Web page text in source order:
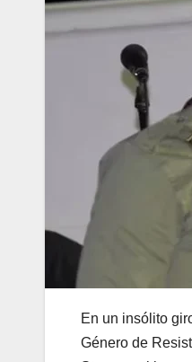
En un insólito
Género de